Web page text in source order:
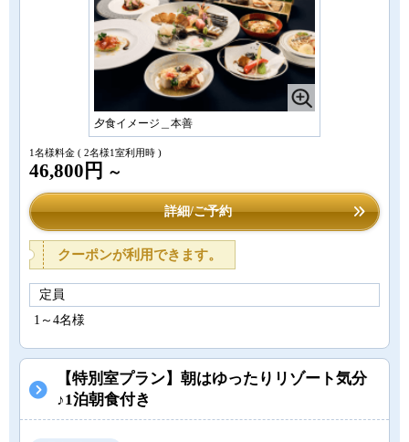
夕食イメージ＿本善
1名様料金 ( 2名様1室利用時 )
46,800円 ～
詳細/ご予約
クーポンが利用できます。
定員
1～4名様
【特別室プラン】朝はゆったりリゾート気分
♪1泊朝食付き